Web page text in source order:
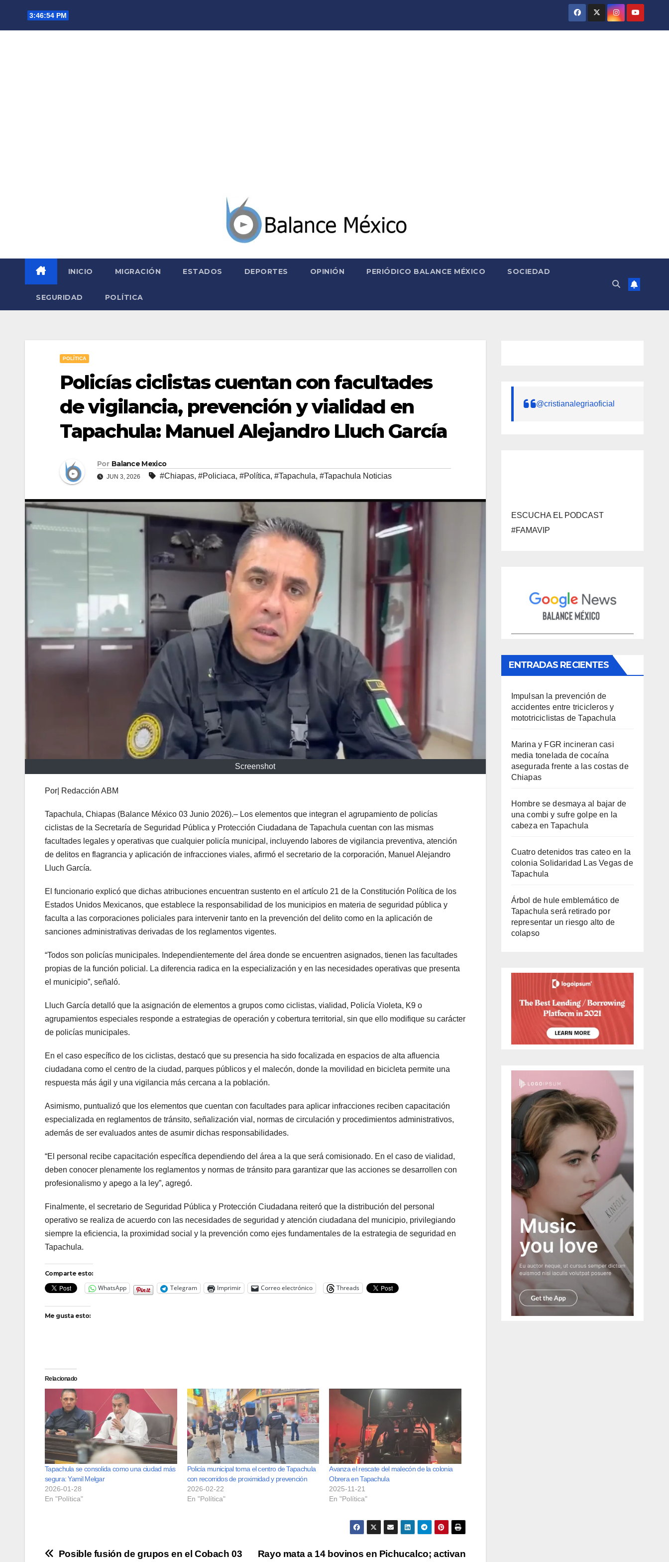
3:46:55 PM
INICIO MIGRACIÓN ESTADOS DEPORTES OPINIÓN PERIÓDICO BALANCE MÉXICO SOCIEDAD
SEGURIDAD POLÍTICA
POLÍTICA
Policías ciclistas cuentan con facultades
de vigilancia, prevención y vialidad en
Tapachula: Manuel Alejandro Lluch García
Por Balance Mexico
JUN 3, 2026 #Chiapas, #Policiaca, #Política, #Tapachula, #Tapachula Noticias
Screenshot
Por| Redacción ABM
Tapachula, Chiapas (Balance México 03 Junio 2026).– Los elementos que integran el agrupamiento de policías
ciclistas de la Secretaría de Seguridad Pública y Protección Ciudadana de Tapachula cuentan con las mismas
facultades legales y operativas que cualquier policía municipal, incluyendo labores de vigilancia preventiva, atención
de delitos en flagrancia y aplicación de infracciones viales, afirmó el secretario de la corporación, Manuel Alejandro
Lluch García.
El funcionario explicó que dichas atribuciones encuentran sustento en el artículo 21 de la Constitución Política de los
Estados Unidos Mexicanos, que establece la responsabilidad de los municipios en materia de seguridad pública y
faculta a las corporaciones policiales para intervenir tanto en la prevención del delito como en la aplicación de
sanciones administrativas derivadas de los reglamentos vigentes.
“Todos son policías municipales. Independientemente del área donde se encuentren asignados, tienen las facultades
propias de la función policial. La diferencia radica en la especialización y en las necesidades operativas que presenta
el municipio”, señaló.
Lluch García detalló que la asignación de elementos a grupos como ciclistas, vialidad, Policía Violeta, K9 o
agrupamientos especiales responde a estrategias de operación y cobertura territorial, sin que ello modifique su carácter
de policías municipales.
En el caso específico de los ciclistas, destacó que su presencia ha sido focalizada en espacios de alta afluencia
ciudadana como el centro de la ciudad, parques públicos y el malecón, donde la movilidad en bicicleta permite una
respuesta más ágil y una vigilancia más cercana a la población.
Asimismo, puntualizó que los elementos que cuentan con facultades para aplicar infracciones reciben capacitación
especializada en reglamentos de tránsito, señalización vial, normas de circulación y procedimientos administrativos,
además de ser evaluados antes de asumir dichas responsabilidades.
“El personal recibe capacitación específica dependiendo del área a la que será comisionado. En el caso de vialidad,
deben conocer plenamente los reglamentos y normas de tránsito para garantizar que las acciones se desarrollen con
profesionalismo y apego a la ley”, agregó.
Finalmente, el secretario de Seguridad Pública y Protección Ciudadana reiteró que la distribución del personal
operativo se realiza de acuerdo con las necesidades de seguridad y atención ciudadana del municipio, privilegiando
siempre la eficiencia, la proximidad social y la prevención como ejes fundamentales de la estrategia de seguridad en
Tapachula.
Comparte esto:
WhatsApp Telegram Imprimir Correo electrónico Threads
Me gusta esto:
Relacionado
Tapachula se consolida como una ciudad más
segura: Yamil Melgar
2026-01-28
En "Política"
Policía municipal toma el centro de Tapachula
con recorridos de proximidad y prevención
2026-02-22
En "Política"
Avanza el rescate del malecón de la colonia
Obrera en Tapachula
2025-11-21
En "Política"
Navegación Rayo mata a 14 bovinos en Pichucalco; activan
Posible fusión de grupos en el Cobach 03
@cristianalegriaoficial
ESCUCHA EL PODCAST
#FAMAVIP
ENTRADAS RECIENTES
Impulsan la prevención de
accidentes entre tricicleros y
mototriciclistas de Tapachula
Marina y FGR incineran casi
media tonelada de cocaína
asegurada frente a las costas de
Chiapas
Hombre se desmaya al bajar de
una combi y sufre golpe en la
cabeza en Tapachula
Cuatro detenidos tras cateo en la
colonia Solidaridad Las Vegas de
Tapachula
Árbol de hule emblemático de
Tapachula será retirado por
representar un riesgo alto de
colapso